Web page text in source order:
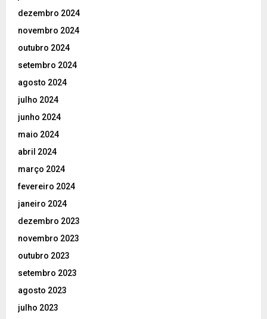
dezembro 2024
novembro 2024
outubro 2024
setembro 2024
agosto 2024
julho 2024
junho 2024
maio 2024
abril 2024
março 2024
fevereiro 2024
janeiro 2024
dezembro 2023
novembro 2023
outubro 2023
setembro 2023
agosto 2023
julho 2023